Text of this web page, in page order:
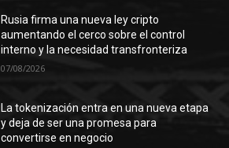
Rusia firma una nueva ley cripto
aumentando el cerco sobre el control
interno y la necesidad transfronteriza
07/08/2026
La tokenización entra en una nueva etapa
y deja de ser una promesa para
convertirse en negocio